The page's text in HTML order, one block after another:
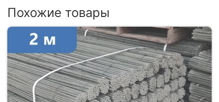
Похожие товары